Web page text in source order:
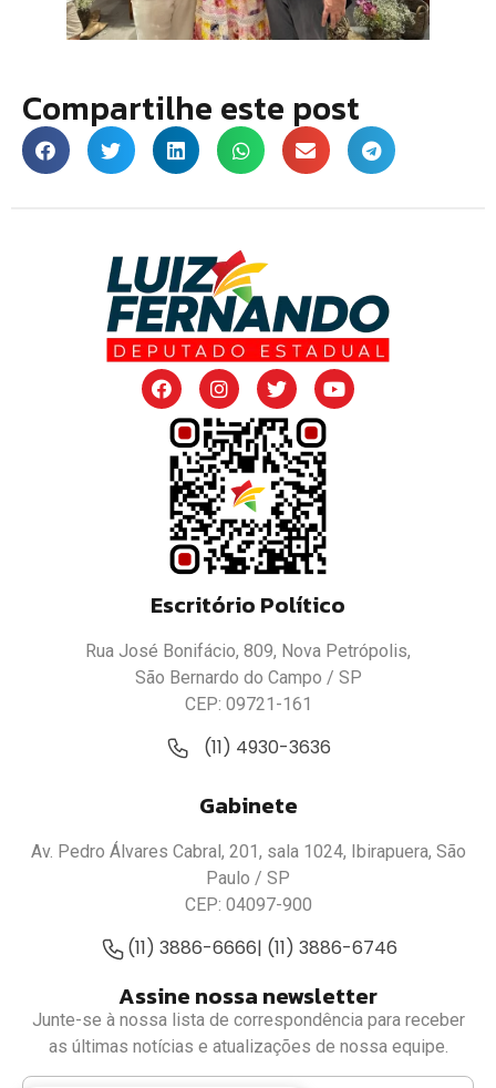
Compartilhe este post
Escritório Político
Rua José Bonifácio, 809, Nova Petrópolis,
São Bernardo do Campo / SP
CEP: 09721-161
(11) 4930-3636
Gabinete
Av. Pedro Álvares Cabral, 201, sala 1024, Ibirapuera, São
Paulo / SP
CEP: 04097-900
(11) 3886-6666| (11) 3886-6746
Assine nossa newsletter
Junte-se à nossa lista de correspondência para receber
as últimas notícias e atualizações de nossa equipe.